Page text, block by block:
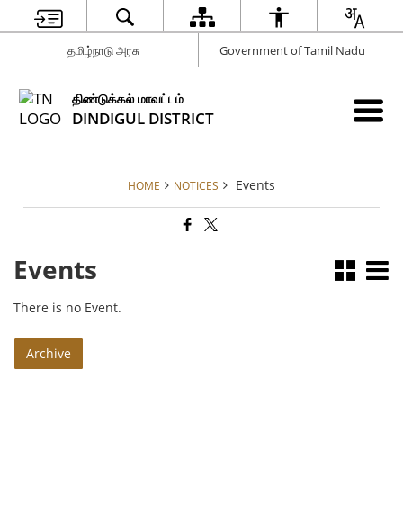
தமிழ்நாடு அரசு Government of Tamil Nadu
திண்டுக்கல் மாவட்டம்
DINDIGUL DISTRICT
HOME NOTICES Events
Events
There is no Event.
Archive